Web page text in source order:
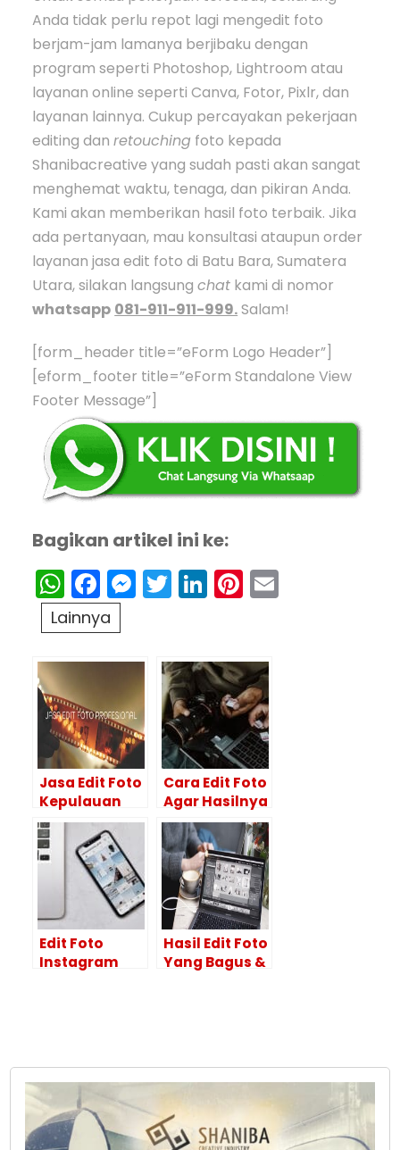
Anda tidak perlu repot lagi mengedit foto
berjam-jam lamanya berjibaku dengan
program seperti Photoshop, Lightroom atau
layanan online seperti Canva, Fotor, Pixlr, dan
layanan lainnya. Cukup percayakan pekerjaan
editing danretouching foto kepada
Shanibacreative yang sudah pasti akan sangat
menghemat waktu, tenaga, dan pikiran Anda.
Kami akan memberikan hasil foto terbaik. Jika
ada pertanyaan, mau konsultasi ataupun order
layanan jasa edit foto di Batu Bara, Sumatera
Utara, silakan langsungchat kami di nomor
whatsapp 081-911-911-999.Salam!
[form_header title=”eForm Logo Header”]
[eform_footer title=”eForm Standalone View
Footer Message”]
Bagikan artikel ini ke:
WhatsApp
Facebook
Messenger
Twitter
LinkedIn
Pinterest
Lainnya
Jasa Edit Foto
Kepulauan
Selayar
HASILNYA
BAGUS!
Cara Edit Foto
Agar Hasilnya
Maksimal?
Lakukan 4
Tahapan Ini
Edit Foto
Instagram
Hasil Edit Foto
Yang Bagus &